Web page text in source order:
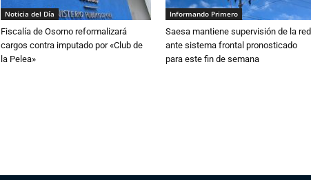
Noticia del Día
Fiscalía de Osorno reformalizará
cargos contra imputado por «Club de
la Pelea»
Informando Primero
Saesa mantiene supervisión de la red
ante sistema frontal pronosticado
para este fin de semana